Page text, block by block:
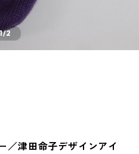
/2
津田命子デザインアイ